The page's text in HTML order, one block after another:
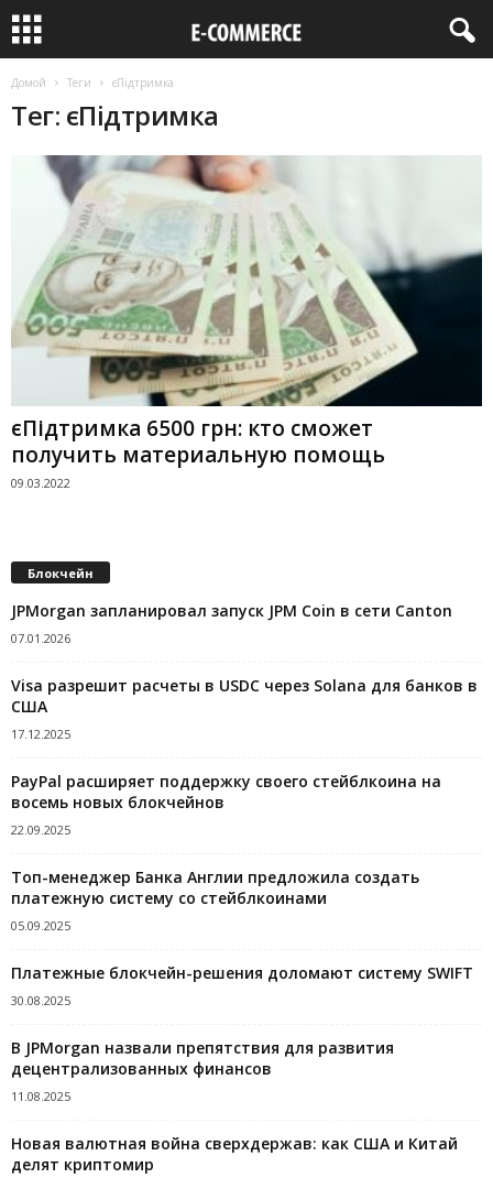
Домой Теги єПідтримка
Тег: єПідтримка
єПідтримка 6500 грн: кто сможет
получить материальную помощь
09.03.2022
Блокчейн
JPMorgan запланировал запуск JPM Coin в сети Canton
07.01.2026
Visa разрешит расчеты в USDC через Solana для банков в
США
17.12.2025
PayPal расширяет поддержку своего стейблкоина на
восемь новых блокчейнов
22.09.2025
Топ-менеджер Банка Англии предложила создать
платежную систему со стейблкоинами
05.09.2025
Платежные блокчейн-решения доломают систему SWIFT
30.08.2025
В JPMorgan назвали препятствия для развития
децентрализованных финансов
11.08.2025
Новая валютная война сверхдержав: как США и Китай
делят криптомир